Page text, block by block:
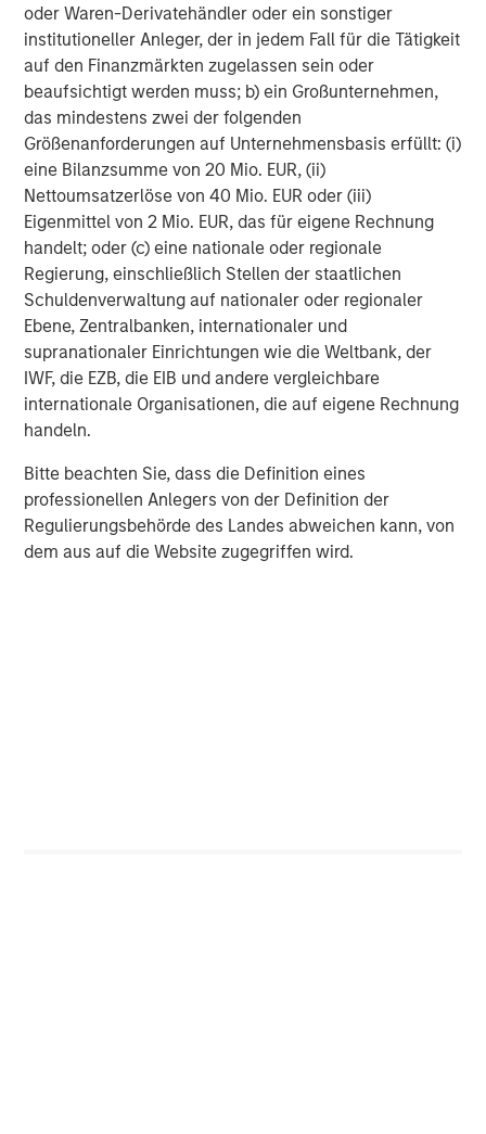
oder Waren-Derivatehändler oder ein sonstiger
institutioneller Anleger, der in jedem Fall für die Tätigkeit
auf den Finanzmärkten zugelassen sein oder
beaufsichtigt werden muss; b) ein Großunternehmen,
das mindestens zwei der folgenden
Größenanforderungen auf Unternehmensbasis erfüllt: (i)
eine Bilanzsumme von 20 Mio. EUR, (ii)
Nettoumsatzerlöse von 40 Mio. EUR oder (iii)
Eigenmittel von 2 Mio. EUR, das für eigene Rechnung
handelt; oder (c) eine nationale oder regionale
Regierung, einschließlich Stellen der staatlichen
Schuldenverwaltung auf nationaler oder regionaler
Ebene, Zentralbanken, internationaler und
supranationaler Einrichtungen wie die Weltbank, der
IWF, die EZB, die EIB und andere vergleichbare
internationale Organisationen, die auf eigene Rechnung
handeln.
Bitte beachten Sie, dass die Definition eines
professionellen Anlegers von der Definition der
Regulierungsbehörde des Landes abweichen kann, von
dem aus auf die Website zugegriffen wird.
While investment grade and high yield corporates face
record issuance and tight spreads, and sovereigns
contend with fiscal constraints, we see the best
opportunities in securitized credit. In fact, our highest
conviction for 2026 is in the securitized space—agency
and non-agency MBS, CMBS, and ABS. We believe these
sectors offer robust fundamentals, compelling valuations,
and technical tailwinds that position them to deliver
superior risk-adjusted performance versus certain other
higher-quality fixed income segments. Healthy collateral,
strong underwriting, and attractive spreads overall
underpin our positive outlook.
2026 Themes & Positioning
Theme
Rise of the
term
premium as
markets
Curve steepening in
U.S., UK, and
Australia; long-end